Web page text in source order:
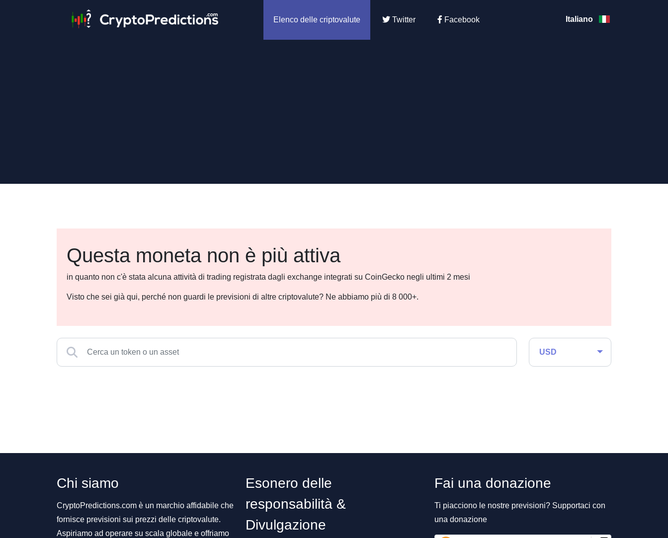
Elenco delle criptovalute Twitter Facebook Italiano
Questa moneta non è più attiva
in quanto non c'è stata alcuna attività di trading registrata dagli exchange integrati su CoinGecko negli ultimi 2 mesi
Visto che sei già qui, perché non guardi le previsioni di altre criptovalute? Ne abbiamo più di 8 000+.
USD
Chi siamo
CryptoPredictions.com è un marchio affidabile che
fornisce previsioni sui prezzi delle criptovalute.
Aspiriamo ad operare su scala globale e offriamo
Esonero delle
responsabilità &
Divulgazione
Fai una donazione
Ti piacciono le nostre previsioni? Supportaci con
una donazione